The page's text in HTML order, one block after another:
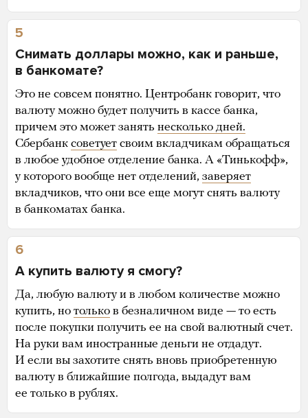
5
Снимать доллары можно, как и раньше,
в банкомате?
Это не совсем понятно. Центробанк говорит, что
валюту можно будет получить в кассе банка,
причем это может занять несколько дней.
Сбербанк советует своим вкладчикам обращаться
в любое удобное отделение банка. А «Тинькофф»,
у которого вообще нет отделений, заверяет
вкладчиков, что они все еще могут снять валюту
в банкоматах банка.
6
А купить валюту я смогу?
Да, любую валюту и в любом количестве можно
купить, но только в безналичном виде — то есть
после покупки получить ее на свой валютный счет.
На руки вам иностранные деньги не отдадут.
И если вы захотите снять вновь приобретенную
валюту в ближайшие полгода, выдадут вам
ее только в рублях.